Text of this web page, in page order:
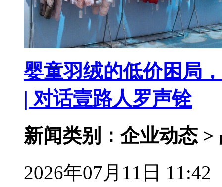
婴童羽绒的低价困局
| 对话壹路人罗声铨
新闻类别：企业动态 >
2026年07月11日 11:42